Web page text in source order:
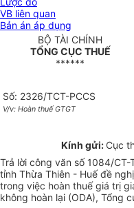
VB liên quan
Bản án áp dụng
BỘ TÀI CHÍNH
TỔNG CỤC THUẾ
******
Số: 2326/TCT-PCCS
V/v: Hoàn thuế GTGT
Kính gửi: Cục
Trả lời công văn số 1084/
tỉnh Thừa Thiên - Huế đề
trong việc hoàn thuế giá trị
không hoàn lại (ODA), Tổng